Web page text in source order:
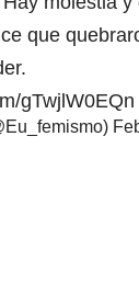
que
gTwjlW0EQn